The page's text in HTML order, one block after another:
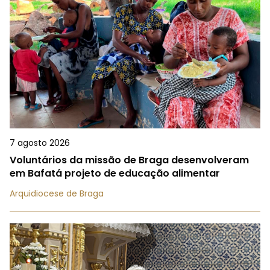
7 agosto 2026
Voluntários da missão de Braga desenvolveram
em Bafatá projeto de educação alimentar
Arquidiocese de Braga